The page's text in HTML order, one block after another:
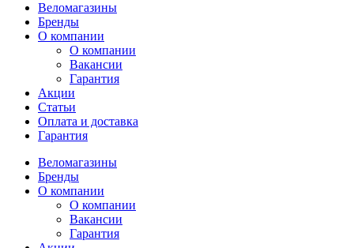
Веломагазины
Бренды
О компании
О компании
Вакансии
Гарантия
Акции
Статьи
Оплата и доставка
Гарантия
Веломагазины
Бренды
О компании
О компании
Вакансии
Гарантия